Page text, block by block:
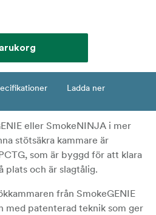
Ladda ner
eller SmokeNINJA i mer
stötsäkra kammare är
som är byggd för att klara
plats och är slagtålig.
från SmokeGENIE
med patenterad teknik som ger